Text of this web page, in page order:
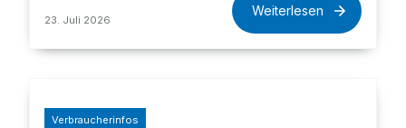
23. Juli 2026
Weiterlesen
Verbraucherinfos